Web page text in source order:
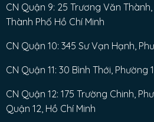
CN Quận 9: 25 Trương Văn Thành,
Thành Phố Hồ Chí Minh
CN Quận 10: 345 Sư Vạn Hạnh,
CN Quận 11: 30 Bình Thới, Phường
CN Quận 12: 175 Trường Chinh,
Quận 12, Hồ Chí Minh